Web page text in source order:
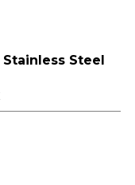
Steel